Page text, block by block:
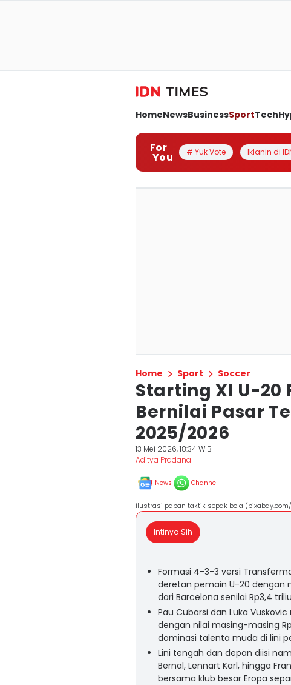
HomeNewsBusinessSportTech
For
You # Yuk Vote Iklanin di
Home Sport Soccer
Starting XI U-20
Bernilai Pasar
2025/2026
13 Mei 2026, 18:34 WIB
Aditya Pradana
News Channel
ilustrasi papan taktik sepak bola
Intinya Sih
Formasi 4-3-3 versi
deretan pemain U-20 dengan
dari Barcelona senilai Rp3,4
Pau Cubarsi dan Luka
dengan nilai masing-masing
dominasi talenta muda di lini
Lini tengah dan depan diisi
Bernal, Lennart Karl, hingga
bersama klub besar Eropa